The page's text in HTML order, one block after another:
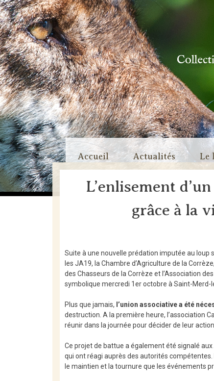
Skip
to
content
Accueil Actualités Le
L’enlisement
grâce à la
Suite à une nouvelle prédation imputée au loup
les JA19, la Chambre d’Agriculture de la
des Chasseurs de la Corrèze et l’Association
symbolique mercredi 1er octobre à Saint-Merd-
Plus que jamais, l’union associative a été
destruction. A la première heure, l’association
réunir dans la journée pour décider de leur action.
Ce projet de battue a également été signalé
qui ont réagi auprès des autorités
le maintien et la tournure que les événements